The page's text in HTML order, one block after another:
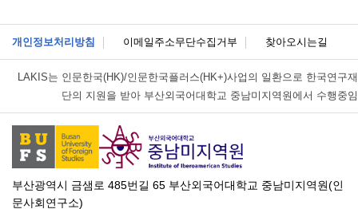
개인정보처리방침 이메일주소무단수집거부 찾아오시는길
LAKIS는 인문한국(HK)/인문한국플러스(HK+)사업의 일환으로 한국연구재
단의 지원을 받아 부산외국어대학교 중남미지역원에서 수행중임
부산광역시 금샘로 485번길 65 부산외국어대학교 중남미지역원(인
문사회연구소)